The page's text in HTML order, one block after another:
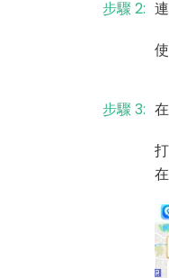
步驟 2:
步驟 3: